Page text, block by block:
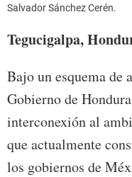
Salvador Sánchez Cerén.
Tegucigalpa,
Bajo un esquema
Gobierno de
interconexión al
que actualmente
los gobiernos de